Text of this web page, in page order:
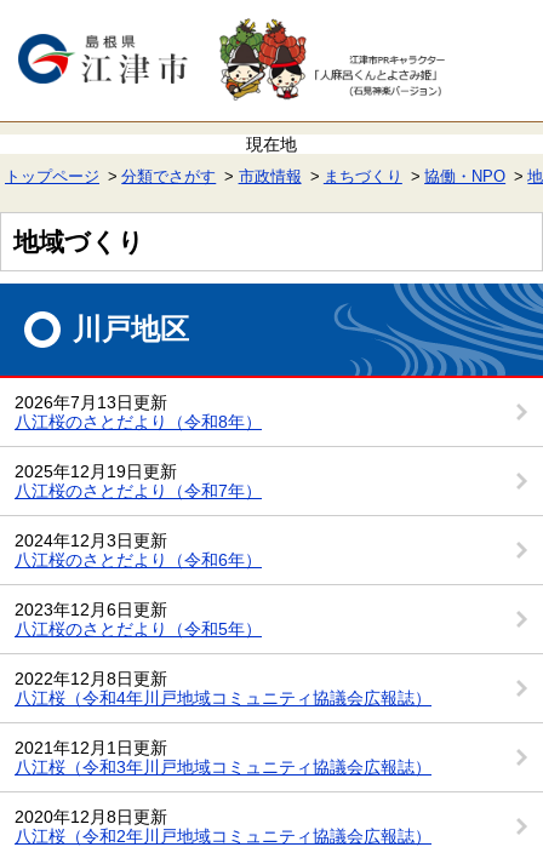
で
ば
本トップページ 分類でさがす 市政情報 まちづくり 協働・NPO
地域づくり
川戸地区
2026年7月13日更新
八江桜のさとだより（令和8年）
2025年12月19日更新
八江桜のさとだより（令和7年）
2024年12月3日更新
八江桜のさとだより（令和6年）
2023年12月6日更新
八江桜のさとだより（令和5年）
2022年12月8日更新
八江桜（令和4年川戸地域コミュニティ協議会広報誌）
2021年12月1日更新
八江桜（令和3年川戸地域コミュニティ協議会広報誌）
2020年12月8日更新
八江桜（令和2年川戸地域コミュニティ協議会広報誌）